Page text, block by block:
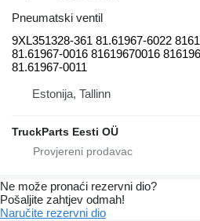
Pneumatski ventil
9XL351328-361 81.61967-6022
81.61967-0016 81619670016
81.61967-0011
Estonija, Tallinn
TruckParts Eesti OÜ
Ne može pronaći rezervni dio?
Pošaljite zahtjev odmah!
Naručite rezervni dio